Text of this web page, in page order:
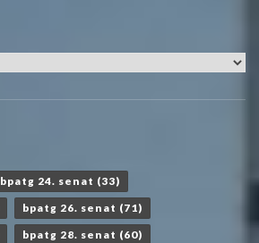
bpatg 24. senat (33)
bpatg 26. senat (71)
bpatg 28. senat (60)